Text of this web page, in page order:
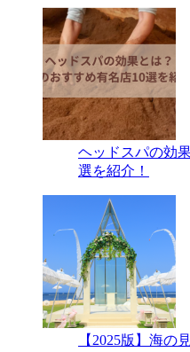
ヘッドスパの効
選を紹介！
【2025版】海の